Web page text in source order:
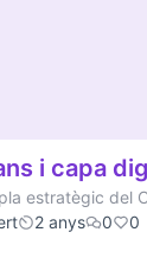
i capa
estratègic del
2 anys 0 0